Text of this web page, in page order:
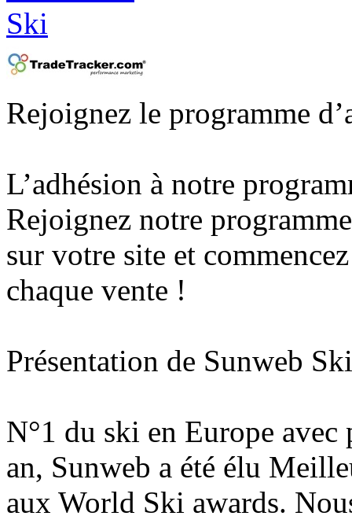
Rejoignez le programme
L’adhésion à notre
Rejoignez notre
sur votre site et
chaque vente !
Présentation de Sunweb Ski
N°1 du ski en Europe
an, Sunweb a été élu
aux World Ski awards.